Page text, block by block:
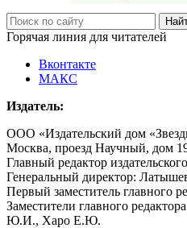
Горячая линия для читателей
Вконтакте
МАКС
Издатель:
ООО «Издательский дом
Москва, проезд Научный, дом
Главный редактор
Генеральный директор:
Первый заместитель главного
Заместители главного
Ю.И., Харо Е.Ю.